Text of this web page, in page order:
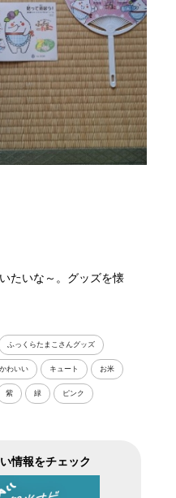
たいな～。グッズを懐
ふっくらたまこさんグッズ
かわいい キュート お米
紫 緑 ピンク
情報をチェック